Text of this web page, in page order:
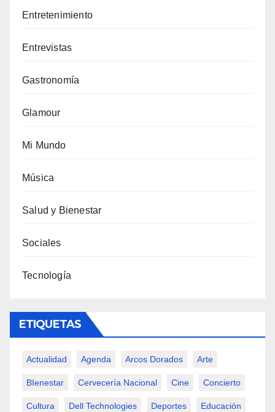
Entretenimiento
Entrevistas
Gastronomía
Glamour
Mi Mundo
Música
Salud y Bienestar
Sociales
Tecnología
ETIQUETAS
Actualidad Agenda Arcos Dorados Arte
BIenestar Cervecería Nacional Cine Concierto
Cultura Dell Technologies Deportes Educación